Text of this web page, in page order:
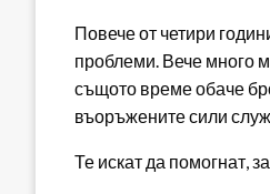
Повече от четири
проблеми. Вече много
същото време обаче
въоръжените сили
Те искат да помогнат,